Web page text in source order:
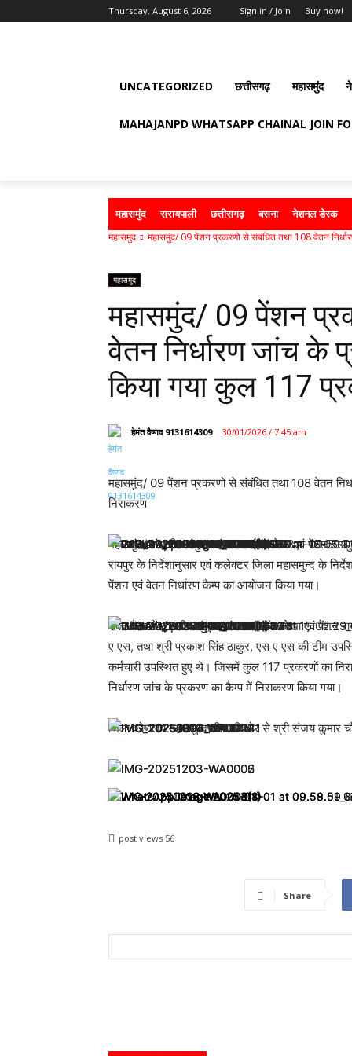
Thursday, August 6, 2026 Sign in / Join Buy now!
UNCATEGORIZED छत्तीसगढ़ महासमुंद
MAHAJANPD WHATSAPP CHAINAL JOIN
महासमुंद सरायपाली छत्तीसगढ़ बसना नेशनल डेस्क
महासमुंद महासमुंद/ 09 पेंशन प्रकरणो से संबंधित तथा 108 वेतन
महासमुंद
महासमुंद/ 09 पेंशन
वेतन निर्धारण जांच के
किया गया कुल 117
हेमंत वैष्णव 9131614309 30/01/2026 / 7:45 am
महासमुंद/ 09 पेंशन प्रकरणो से संबंधित तथा 108 वेतन
निराकरण
महासमुंद/ संभागीय संयुक्त संचालक कोष लेखा एवं पेंशन
रायपुर के निर्देशानुसार एवं कलेक्टर जिला महासमुन्द के
पेंशन एवं वेतन निर्धारण कैम्प का आयोजन किया गया।
उक्त कैम्प में संभागीय संयुक्त संचालक कोष लेखा एवं पेंशन
ए एस, तथा श्री प्रकाश सिंह ठाकुर, एस ए एस की टीम
कर्मचारी उपस्थित हुए थे। जिसमें कुल 117 प्रकरणों का
निर्धारण जांच के प्रकरण का कैम्प में निराकरण किया गया।
जिला कोषालय महासमुन्द टीम की ओर से श्री संजय कुमार
post views 56
Share